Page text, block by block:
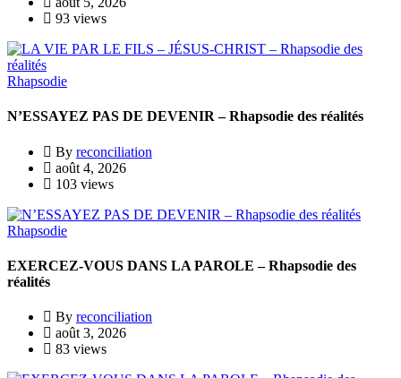
93 views
Rhapsodie
N’ESSAYEZ PAS DE DEVENIR – Rhapsodie des réalités
By reconciliation
août 4, 2026
103 views
Rhapsodie
EXERCEZ-VOUS DANS LA PAROLE – Rhapsodie des
réalités
By reconciliation
août 3, 2026
83 views